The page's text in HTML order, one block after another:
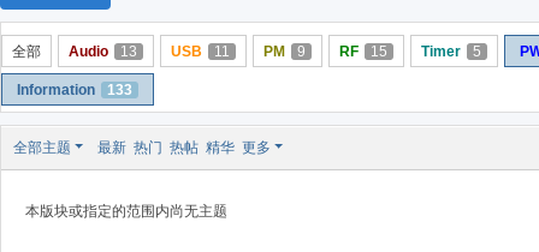
论
坛全部 Audio 13 USB 11 PM 9 RF 15 Timer 5
Information 133
全部主题 最新 热门 热帖 精华 更多
本版块或指定的范围内尚无主题